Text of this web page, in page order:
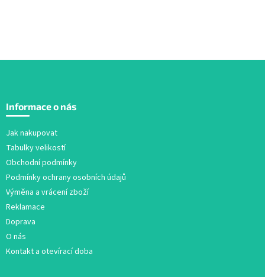
p
Informace o nás
Jak nakupovat
Tabulky velikostí
Obchodní podmínky
Podmínky ochrany osobních údajů
Výměna a vrácení zboží
Reklamace
Doprava
O nás
Kontakt a otevírací doba